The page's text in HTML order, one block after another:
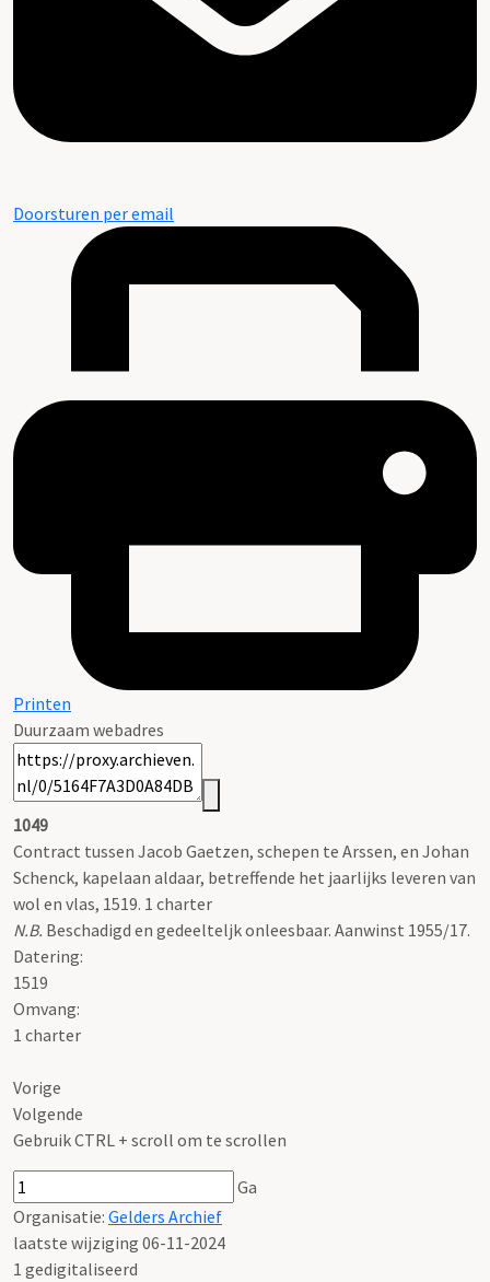
Doorsturen per email
Printen
Duurzaam webadres
1049
Contract tussen Jacob Gaetzen, schepen te Arssen, en Johan
Schenck, kapelaan aldaar, betreffende het jaarlijks leveren van
wol en vlas, 1519. 1 charter
N.B. Beschadigd en gedeelteljk onleesbaar. Aanwinst 1955/17.
Datering:
1519
Omvang:
1 charter
Vorige
Volgende
Gebruik CTRL + scroll om te scrollen
Ga
Organisatie: Gelders Archief
laatste wijziging 06-11-2024
1 gedigitaliseerd